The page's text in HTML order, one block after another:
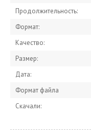
Продолжительность:
Формат:
Качество:
Размер:
Дата:
Формат файла
Скачали: